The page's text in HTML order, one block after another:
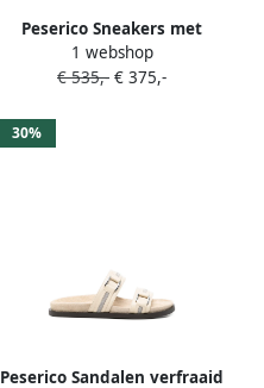
Peserico Sneakers met
glitter Groen
1 webshop
€ 535,- € 375,-
30%
Peserico Sandalen verfraaid